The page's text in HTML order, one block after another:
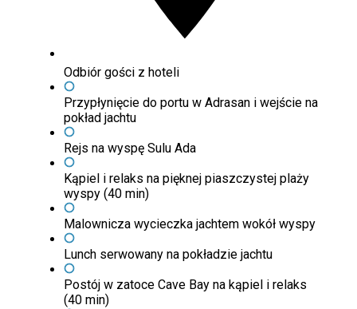
Odbiór gości z hoteli
Przypłynięcie do portu w Adrasan i wejście na
pokład jachtu
Rejs na wyspę Sulu Ada
Kąpiel i relaks na pięknej piaszczystej plaży
wyspy (40 min)
Malownicza wycieczka jachtem wokół wyspy
Lunch serwowany na pokładzie jachtu
Postój w zatoce Cave Bay na kąpiel i relaks
(40 min)